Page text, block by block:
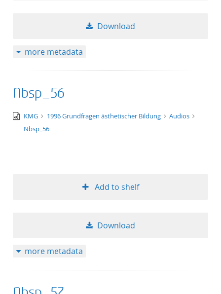
Download
more metadata
Nbsp_56
audio/x-
wav
KMG 1996 Grundfragen ästhetischer Bildung
Audios
Nbsp_56
Add to shelf
Download
more metadata